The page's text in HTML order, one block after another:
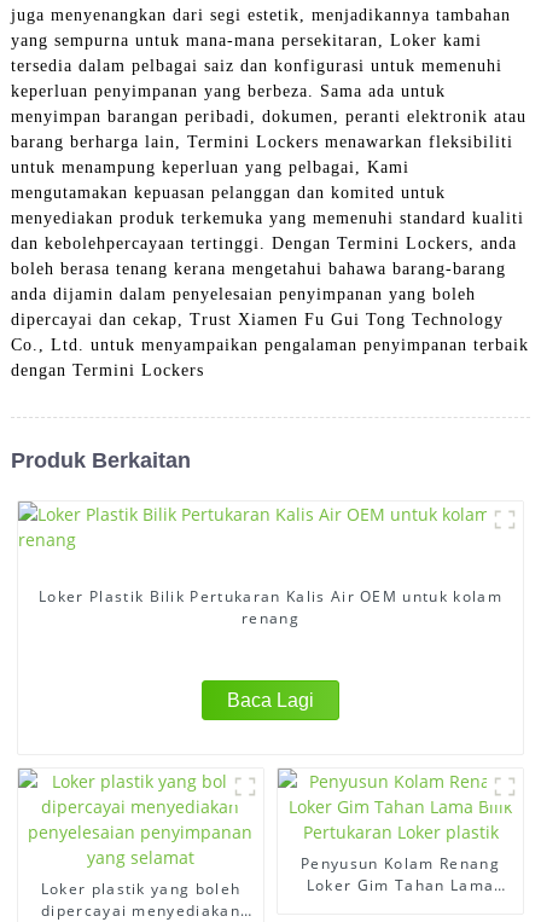
juga menyenangkan dari segi estetik, menjadikannya tambahan
yang sempurna untuk mana-mana persekitaran, Loker kami
tersedia dalam pelbagai saiz dan konfigurasi untuk memenuhi
keperluan penyimpanan yang berbeza. Sama ada untuk
menyimpan barangan peribadi, dokumen, peranti elektronik atau
barang berharga lain, Termini Lockers menawarkan fleksibiliti
untuk menampung keperluan yang pelbagai, Kami
mengutamakan kepuasan pelanggan dan komited untuk
menyediakan produk terkemuka yang memenuhi standard kualiti
dan kebolehpercayaan tertinggi. Dengan Termini Lockers, anda
boleh berasa tenang kerana mengetahui bahawa barang-barang
anda dijamin dalam penyelesaian penyimpanan yang boleh
dipercayai dan cekap, Trust Xiamen Fu Gui Tong Technology
Co., Ltd. untuk menyampaikan pengalaman penyimpanan terbaik
dengan Termini Lockers
Produk Berkaitan
Loker Plastik Bilik Pertukaran Kalis Air OEM untuk kolam
renang
Baca Lagi
Loker plastik yang boleh
dipercayai menyediakan
Penyusun Kolam Renang
Loker Gim Tahan Lama